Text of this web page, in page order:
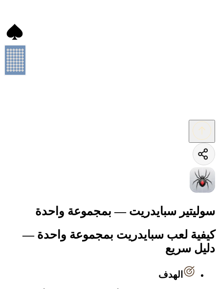
سوليتير سبايدريت — بمجموعة واحدة
كيفية لعب سبايدريت بمجموعة واحدة —
دليل سريع
الهدف